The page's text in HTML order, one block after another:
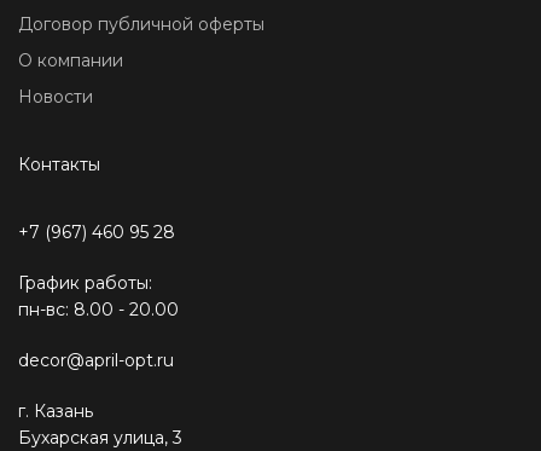
Договор публичной оферты
О компании
Новости
Контакты
+7 (967) 460 95 28
График работы:
пн-вс: 8.00 - 20.00
decor@april-opt.ru
г. Казань
Бухарская улица, 3